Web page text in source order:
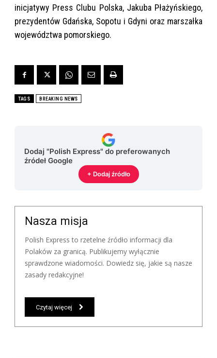
inicjatywy Press Clubu Polska, Jakuba Płażyńskiego,
prezydentów Gdańska, Sopotu i Gdyni oraz marszałka
województwa pomorskiego.
TAGS BREAKING NEWS
Dodaj "Polish Express" do preferowanych
źródeł Google
+ Dodaj źródło
Nasza misja
Polish Express to rzetelne źródło informacji dla
Polaków za granicą. Publikujemy wyłącznie
sprawdzone wiadomości. Dowiedz się, jakie są nasze
zasady redakcyjne!
Czytaj więcej